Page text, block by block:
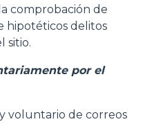
comprobación de
hipotéticos delitos
sitio.
por el
voluntario de correos